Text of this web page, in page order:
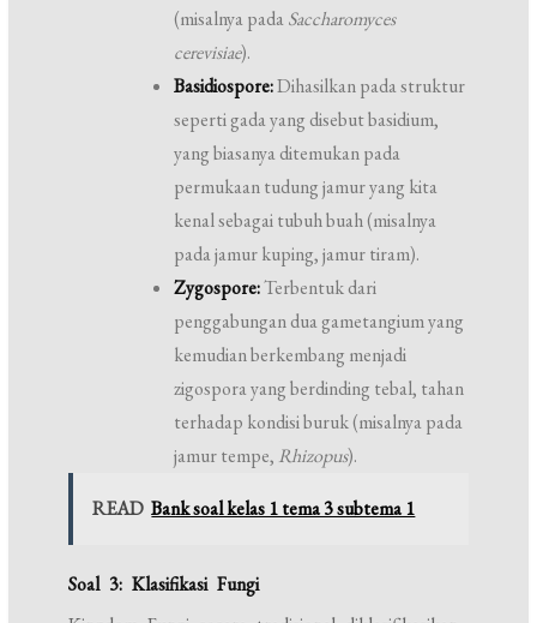
(misalnya padaSaccharomyces
cerevisiae).
Basidiospore:Dihasilkan pada struktur
seperti gada yang disebut basidium,
yang biasanya ditemukan pada
permukaan tudung jamur yang kita
kenal sebagai tubuh buah (misalnya
pada jamur kuping, jamur tiram).
Zygospore:Terbentuk dari
penggabungan dua gametangium yang
kemudian berkembang menjadi
zigospora yang berdinding tebal, tahan
terhadap kondisi buruk (misalnya pada
jamur tempe, Rhizopus).
READ Bank soal kelas 1 tema 3 subtema 1
Soal 3: Klasifikasi Fungi